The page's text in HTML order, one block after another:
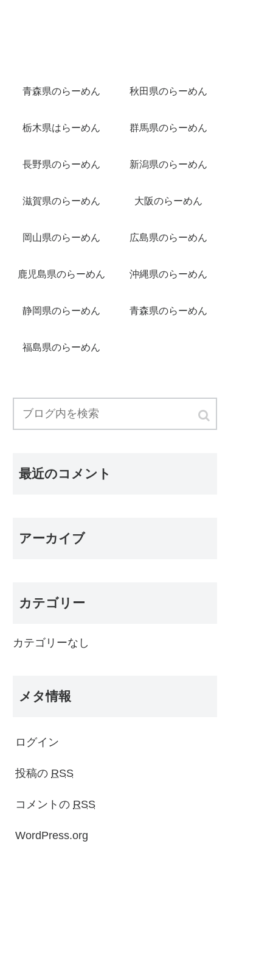
青森県のらーめん 秋田県のらーめん
栃木県はらーめん 群馬県のらーめん
長野県のらーめん 新潟県のらーめん
滋賀県のらーめん 大阪のらーめん
岡山県のらーめん 広島県のらーめん
鹿児島県のらーめん 沖縄県のらーめん
静岡県のらーめん 青森県のらーめん
福島県のらーめん
最近のコメント
アーカイブ
カテゴリー
カテゴリーなし
メタ情報
ログイン
投稿の RSS
コメントの RSS
WordPress.org